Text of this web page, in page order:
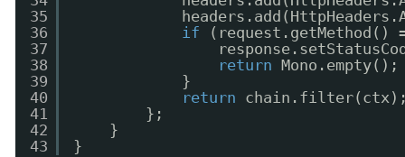
35
36
37
38
39
40
41
42
43
if
return
Mono.empty();
}
return
};
}
}